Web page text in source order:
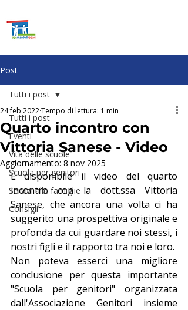
Post
Tutti i post
Eventi
Vita delle scuole
Scuola per genitori
Servizi alle famiglie
Consigli
Tutti i post
Quarto incontro con
Vittoria Sanese - Video
24 feb 2022Tempo di lettura: 1 min
Aggiornamento: 8 nov 2025
È disponibile il video del quarto
incontro con la dott.ssa Vittoria
Sanese, che ancora una volta ci ha
suggerito una prospettiva originale e
profonda da cui guardare noi stessi, i
nostri figli e il rapporto tra noi e loro.
Non poteva esserci una migliore
conclusione per questa importante
"Scuola per genitori" organizzata
dall'Associazione Genitori insieme